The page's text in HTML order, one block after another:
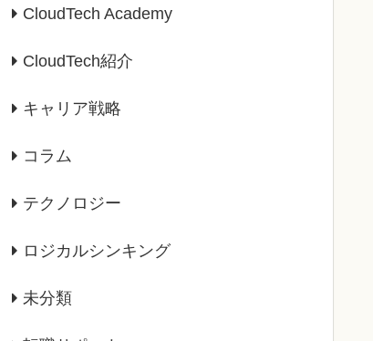
CloudTech Academy
CloudTech紹介
キャリア戦略
コラム
テクノロジー
ロジカルシンキング
未分類